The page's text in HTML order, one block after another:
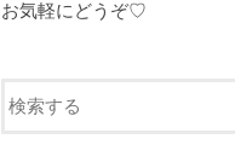
お気軽にどうぞ♡